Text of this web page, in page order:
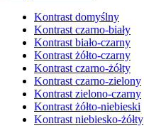
Kontrast domyślny
Kontrast czarno-biały
Kontrast biało-czarny
Kontrast żółto-czarny
Kontrast czarno-żółty
Kontrast czarno-zielony
Kontrast zielono-czarny
Kontrast żółto-niebieski
Kontrast niebiesko-żółty